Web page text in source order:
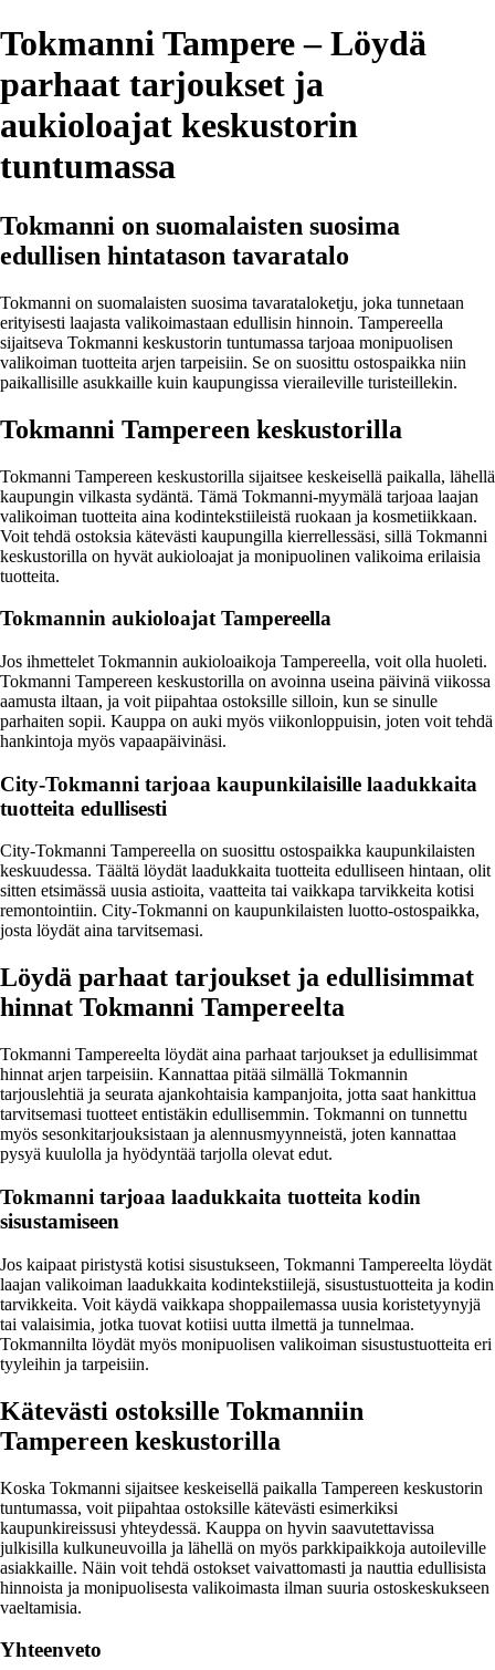
Tokmanni Tampere – Löydä
parhaat tarjoukset ja
aukioloajat keskustorin
tuntumassa
Tokmanni on suomalaisten suosima
edullisen hintatason tavaratalo
Tokmanni on suomalaisten suosima tavarataloketju, joka tunnetaan
erityisesti laajasta valikoimastaan edullisin hinnoin. Tampereella
sijaitseva Tokmanni keskustorin tuntumassa tarjoaa monipuolisen
valikoiman tuotteita arjen tarpeisiin. Se on suosittu ostospaikka niin
paikallisille asukkaille kuin kaupungissa vieraileville turisteillekin.
Tokmanni Tampereen keskustorilla
Tokmanni Tampereen keskustorilla sijaitsee keskeisellä paikalla, lähellä
kaupungin vilkasta sydäntä. Tämä Tokmanni-myymälä tarjoaa laajan
valikoiman tuotteita aina kodintekstiileistä ruokaan ja kosmetiikkaan.
Voit tehdä ostoksia kätevästi kaupungilla kierrellessäsi, sillä Tokmanni
keskustorilla on hyvät aukioloajat ja monipuolinen valikoima erilaisia
tuotteita.
Tokmannin aukioloajat Tampereella
Jos ihmettelet Tokmannin aukioloaikoja Tampereella, voit olla huoleti.
Tokmanni Tampereen keskustorilla on avoinna useina päivinä viikossa
aamusta iltaan, ja voit piipahtaa ostoksille silloin, kun se sinulle
parhaiten sopii. Kauppa on auki myös viikonloppuisin, joten voit tehdä
hankintoja myös vapaapäivinäsi.
City-Tokmanni tarjoaa kaupunkilaisille laadukkaita
tuotteita edullisesti
City-Tokmanni Tampereella on suosittu ostospaikka kaupunkilaisten
keskuudessa. Täältä löydät laadukkaita tuotteita edulliseen hintaan, olit
sitten etsimässä uusia astioita, vaatteita tai vaikkapa tarvikkeita kotisi
remontointiin. City-Tokmanni on kaupunkilaisten luotto-ostospaikka,
josta löydät aina tarvitsemasi.
Löydä parhaat tarjoukset ja edullisimmat
hinnat Tokmanni Tampereelta
Tokmanni Tampereelta löydät aina parhaat tarjoukset ja edullisimmat
hinnat arjen tarpeisiin. Kannattaa pitää silmällä Tokmannin
tarjouslehtiä ja seurata ajankohtaisia kampanjoita, jotta saat hankittua
tarvitsemasi tuotteet entistäkin edullisemmin. Tokmanni on tunnettu
myös sesonkitarjouksistaan ja alennusmyynneistä, joten kannattaa
pysyä kuulolla ja hyödyntää tarjolla olevat edut.
Tokmanni tarjoaa laadukkaita tuotteita kodin
sisustamiseen
Jos kaipaat piristystä kotisi sisustukseen, Tokmanni Tampereelta löydät
laajan valikoiman laadukkaita kodintekstiilejä, sisustustuotteita ja kodin
tarvikkeita. Voit käydä vaikkapa shoppailemassa uusia koristetyynyjä
tai valaisimia, jotka tuovat kotiisi uutta ilmettä ja tunnelmaa.
Tokmannilta löydät myös monipuolisen valikoiman sisustustuotteita eri
tyyleihin ja tarpeisiin.
Kätevästi ostoksille Tokmanniin
Tampereen keskustorilla
Koska Tokmanni sijaitsee keskeisellä paikalla Tampereen keskustorin
tuntumassa, voit piipahtaa ostoksille kätevästi esimerkiksi
kaupunkireissusi yhteydessä. Kauppa on hyvin saavutettavissa
julkisilla kulkuneuvoilla ja lähellä on myös parkkipaikkoja autoileville
asiakkaille. Näin voit tehdä ostokset vaivattomasti ja nauttia edullisista
hinnoista ja monipuolisesta valikoimasta ilman suuria ostoskeskukseen
vaeltamisia.
Yhteenveto